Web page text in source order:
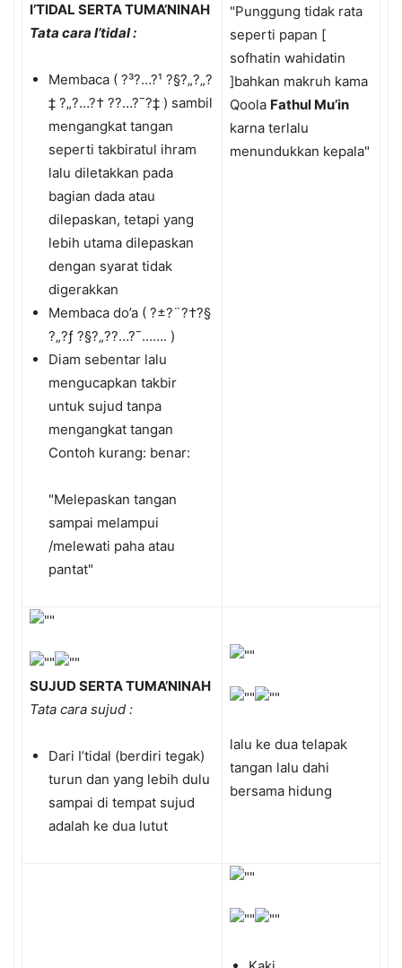
I’TIDAL SERTA TUMA’NINAH
Tata cara I’tidal :
Membaca ( ?³?…?¹ ?§?„?„?
‡ ?„?…?† ?­?…?¯?‡ ) sambil
mengangkat tangan
seperti takbiratul ihram
lalu diletakkan pada
bagian dada atau
dilepaskan, tetapi yang
lebih utama dilepaskan
dengan syarat tidak
digerakkan
Membaca do’a ( ?±?¨?†?§
?„?ƒ ?§?„?­?…?¯……. )
Diam sebentar lalu
mengucapkan takbir
untuk sujud tanpa
mengangkat tangan
Contoh kurang: benar:
"Melepaskan tangan
sampai melampui
/melewati paha atau
pantat"
"Punggung tidak rata
seperti papan [
sofhatin wahidatin
]bahkan makruh kama
Qoola Fathul Mu’in
karna terlalu
menundukkan kepala"
SUJUD SERTA TUMA’NINAH
Tata cara sujud :
Dari I’tidal (berdiri tegak)
turun dan yang lebih dulu
sampai di tempat sujud
adalah ke dua lutut
lalu ke dua telapak
tangan lalu dahi
bersama hidung